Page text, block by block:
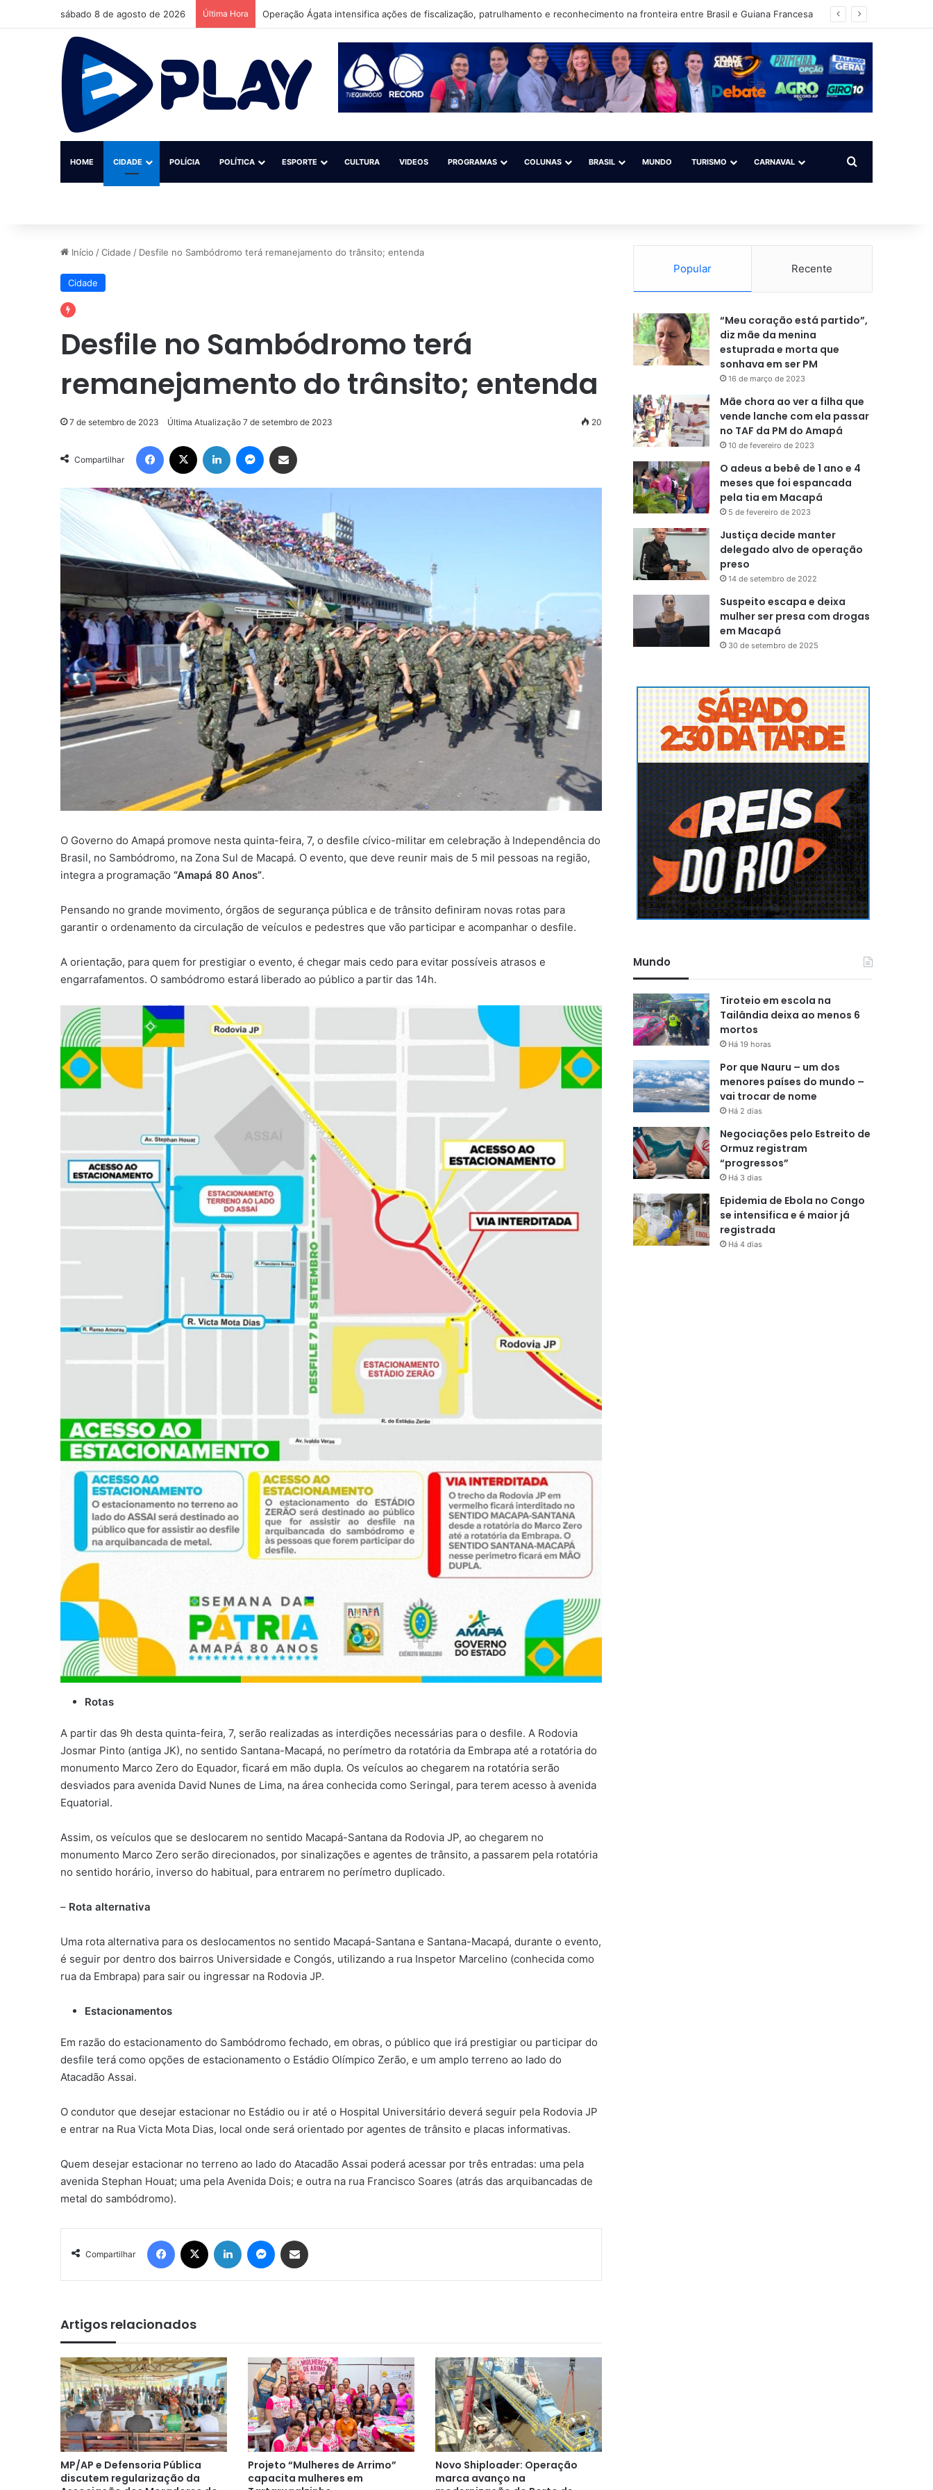
sábado 8 de agosto de 2026 Última Hora Operação Ágata intensifica ações de fiscalização, patrulhamento e reconhecimento na fronteira entre Brasil e Guiana Francesa
HOME CIDADE POLÍCIA POLÍTICA ESPORTE CULTURA VIDEOS PROGRAMAS COLUNAS BRASIL MUNDO TURISMO CARNAVAL Procurar por
Início /Cidade / Desfile no Sambódromo terá remanejamento do trânsito; entenda
Cidade
Desfile no Sambódromo terá
remanejamento do trânsito; entenda
7 de setembro de 2023 Última Atualização 7 de setembro de 2023 20
Compartilhar
Facebook Linkedin Messenger
O Governo do Amapá promove nesta quinta-feira, 7, o desfile cívico-militar em celebração à Independência do
Brasil, no Sambódromo, na Zona Sul de Macapá. O evento, que deve reunir mais de 5 mil pessoas na região,
integra a programação “Amapá 80 Anos”.
Pensando no grande movimento, órgãos de segurança pública e de trânsito definiram novas rotas para
garantir o ordenamento da circulação de veículos e pedestres que vão participar e acompanhar o desfile.
A orientação, para quem for prestigiar o evento, é chegar mais cedo para evitar possíveis atrasos e
engarrafamentos. O sambódromo estará liberado ao público a partir das 14h.
Rotas
A partir das 9h desta quinta-feira, 7, serão realizadas as interdições necessárias para o desfile. A Rodovia
Josmar Pinto (antiga JK), no sentido Santana-Macapá, no perímetro da rotatória da Embrapa até a rotatória do
monumento Marco Zero do Equador, ficará em mão dupla. Os veículos ao chegarem na rotatória serão
desviados para avenida David Nunes de Lima, na área conhecida como Seringal, para terem acesso à avenida
Equatorial.
Assim, os veículos que se deslocarem no sentido Macapá-Santana da Rodovia JP, ao chegarem no
monumento Marco Zero serão direcionados, por sinalizações e agentes de trânsito, a passarem pela rotatória
no sentido horário, inverso do habitual, para entrarem no perímetro duplicado.
– Rota alternativa
Uma rota alternativa para os deslocamentos no sentido Macapá-Santana e Santana-Macapá, durante o evento,
é seguir por dentro dos bairros Universidade e Congós, utilizando a rua Inspetor Marcelino (conhecida como
rua da Embrapa) para sair ou ingressar na Rodovia JP.
Estacionamentos
Em razão do estacionamento do Sambódromo fechado, em obras, o público que irá prestigiar ou participar do
desfile terá como opções de estacionamento o Estádio Olímpico Zerão, e um amplo terreno ao lado do
Atacadão Assai.
O condutor que desejar estacionar no Estádio ou ir até o Hospital Universitário deverá seguir pela Rodovia JP
e entrar na Rua Victa Mota Dias, local onde será orientado por agentes de trânsito e placas informativas.
Quem desejar estacionar no terreno ao lado do Atacadão Assai poderá acessar por três entradas: uma pela
avenida Stephan Houat; uma pela Avenida Dois; e outra na rua Francisco Soares (atrás das arquibancadas de
metal do sambódromo).
Compartilhar
Facebook Linkedin Messenger
Artigos relacionados
MP/AP e Defensoria Pública
discutem regularização da
Projeto “Mulheres de Arrimo”
capacita mulheres em
Novo Shiploader: Operação
marca avanço na
Popular Recente
“Meu coração está partido”,
diz mãe da menina
estuprada e morta que
sonhava em ser PM
16 de março de 2023
Mãe chora ao ver a filha que
vende lanche com ela passar
no TAF da PM do Amapá
10 de fevereiro de 2023
O adeus a bebê de 1 ano e 4
meses que foi espancada
pela tia em Macapá
5 de fevereiro de 2023
Justiça decide manter
delegado alvo de operação
preso
14 de setembro de 2022
Suspeito escapa e deixa
mulher ser presa com drogas
em Macapá
30 de setembro de 2025
Mundo
Tiroteio em escola na
Tailândia deixa ao menos 6
mortos
Há 19 horas
Por que Nauru – um dos
menores países do mundo –
vai trocar de nome
Há 2 dias
Negociações pelo Estreito de
Ormuz registram
“progressos”
Há 3 dias
Epidemia de Ebola no Congo
se intensifica e é maior já
registrada
Há 4 dias